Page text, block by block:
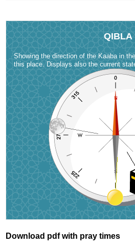
QIBLA
Showing the direction of the Kaaba in
this place. Displays also the current
Download pdf with pray times